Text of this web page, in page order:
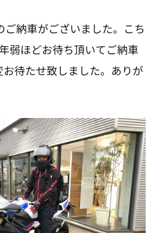
ご納車がございました。こち
弱ほどお待ち頂いてご納車
待たせ致しました。ありが